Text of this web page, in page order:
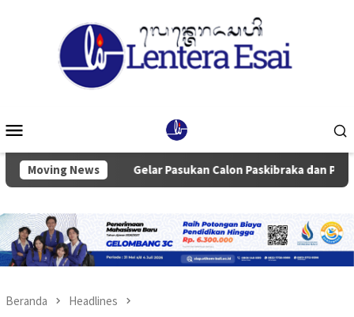
Mobile
Moving NewsGelar Pasukan Calon Paskibraka dan Paskibra Se-
Beranda Headlines